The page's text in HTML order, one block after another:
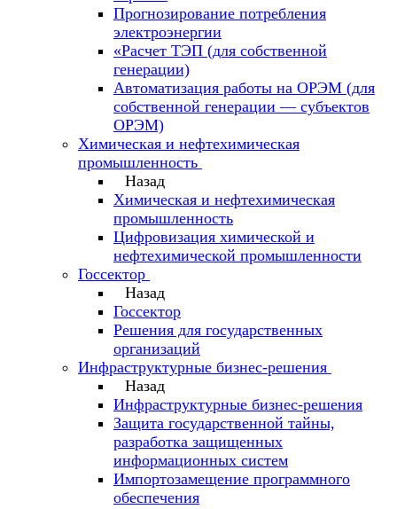
Прогнозирование потребления
электроэнергии
«Расчет ТЭП (для собственной
генерации)
Автоматизация работы на ОРЭМ (для
собственной генерации — субъектов
ОРЭМ)
Химическая и нефтехимическая
промышленность
Назад
Химическая и нефтехимическая
промышленность
Цифровизация химической и
нефтехимической промышленности
Госсектор
Назад
Госсектор
Решения для государственных
организаций
Инфраструктурные бизнес-решения
Назад
Инфраструктурные бизнес-решения
Защита государственной тайны,
разработка защищенных
информационных систем
Импортозамещение программного
обеспечения